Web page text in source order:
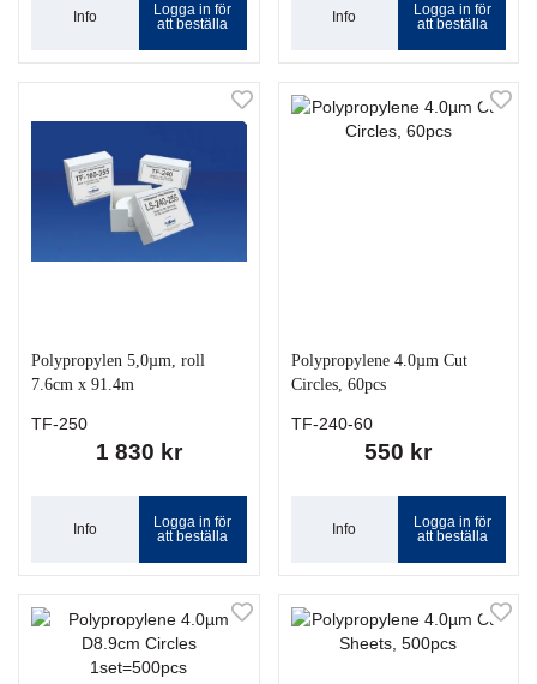
Info
Logga in för
att beställa
Info
Logga in för
att beställa
Polypropylen 5,0µm, roll
7.6cm x 91.4m
TF-250
1 830 kr
Info
Logga in för
att beställa
Polypropylene 4.0µm Cut
Circles, 60pcs
TF-240-60
550 kr
Info
Logga in för
att beställa